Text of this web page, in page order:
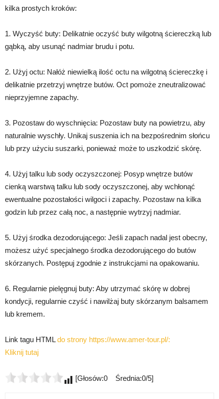
kilka prostych kroków:
1. Wyczyść buty: Delikatnie oczyść buty wilgotną ściereczką lub
gąbką, aby usunąć nadmiar brudu i potu.
2. Użyj octu: Nałóż niewielką ilość octu na wilgotną ściereczkę i
delikatnie przetrzyj wnętrze butów. Oct pomoże zneutralizować
nieprzyjemne zapachy.
3. Pozostaw do wyschnięcia: Pozostaw buty na powietrzu, aby
naturalnie wyschły. Unikaj suszenia ich na bezpośrednim słońcu
lub przy użyciu suszarki, ponieważ może to uszkodzić skórę.
4. Użyj talku lub sody oczyszczonej: Posyp wnętrze butów
cienką warstwą talku lub sody oczyszczonej, aby wchłonąć
ewentualne pozostałości wilgoci i zapachy. Pozostaw na kilka
godzin lub przez całą noc, a następnie wytrzyj nadmiar.
5. Użyj środka dezodorującego: Jeśli zapach nadal jest obecny,
możesz użyć specjalnego środka dezodorującego do butów
skórzanych. Postępuj zgodnie z instrukcjami na opakowaniu.
6. Regularnie pielęgnuj buty: Aby utrzymać skórę w dobrej
kondycji, regularnie czyść i nawilżaj buty skórzanym balsamem
lub kremem.
Link tagu HTMLdo strony https://www.amer-tour.pl/:
Kliknij tutaj
[Głosów:0 Średnia:0/5]